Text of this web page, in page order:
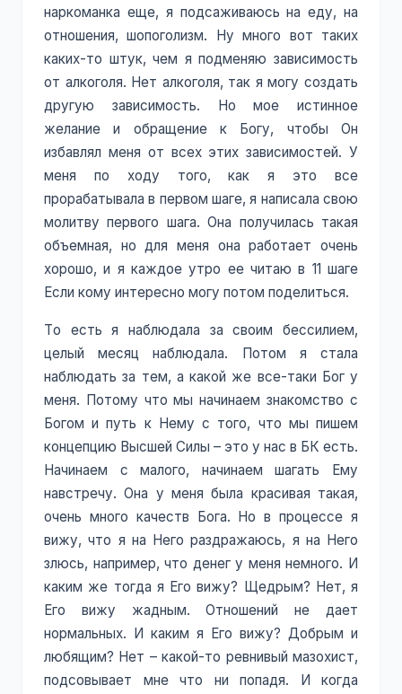
наркоманка еще, я подсаживаюсь на еду, на
отношения, шопоголизм. Ну много вот таких
каких-то штук, чем я подменяю зависимость
от алкоголя. Нет алкоголя, так я могу создать
другую зависимость. Но мое истинное
желание и обращение к Богу, чтобы Он
избавлял меня от всех этих зависимостей. У
меня по ходу того, как я это все
прорабатывала в первом шаге, я написала свою
молитву первого шага. Она получилась такая
объемная, но для меня она работает очень
хорошо, и я каждое утро ее читаю в 11 шаге
Если кому интересно могу потом поделиться.
То есть я наблюдала за своим бессилием,
целый месяц наблюдала. Потом я стала
наблюдать за тем, а какой же все-таки Бог у
меня. Потому что мы начинаем знакомство с
Богом и путь к Нему с того, что мы пишем
концепцию Высшей Силы – это у нас в БК есть.
Начинаем с малого, начинаем шагать Ему
навстречу. Она у меня была красивая такая,
очень много качеств Бога. Но в процессе я
вижу, что я на Него раздражаюсь, я на Него
злюсь, например, что денег у меня немного. И
каким же тогда я Его вижу? Щедрым? Нет, я
Его вижу жадным. Отношений не дает
нормальных. И каким я Его вижу? Добрым и
любящим? Нет – какой-то ревнивый мазохист,
подсовывает мне что ни попадя. И когда